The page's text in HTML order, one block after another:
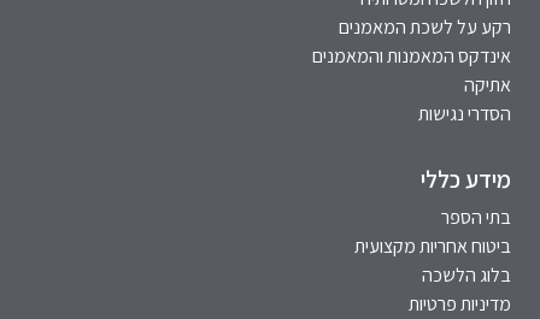
רקע על לשכת המאמנים
אינדקס המאמנות והמאמנים
אתיקה
הסדרי נגישות
מידע כללי
בתי הספר
ביטוח אחריות מקצועית
בלוג הלשכה
מדיניות פרטיות